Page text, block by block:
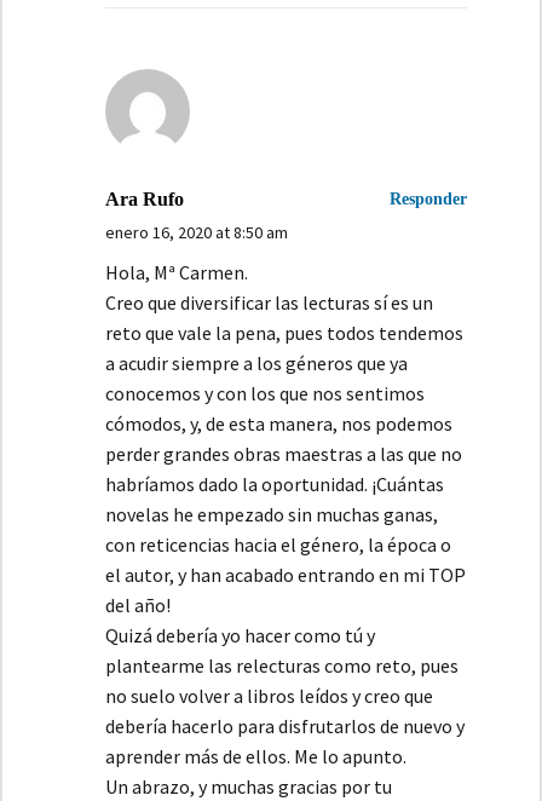
Ara Rufo Responder
enero 16, 2020 at 8:50 am
Hola, Mª Carmen.
Creo que diversificar las lecturas sí es un
reto que vale la pena, pues todos tendemos
a acudir siempre a los géneros que ya
conocemos y con los que nos sentimos
cómodos, y, de esta manera, nos podemos
perder grandes obras maestras a las que no
habríamos dado la oportunidad. ¡Cuántas
novelas he empezado sin muchas ganas,
con reticencias hacia el género, la época o
el autor, y han acabado entrando en mi TOP
del año!
Quizá debería yo hacer como tú y
plantearme las relecturas como reto, pues
no suelo volver a libros leídos y creo que
debería hacerlo para disfrutarlos de nuevo y
aprender más de ellos. Me lo apunto.
Un abrazo, y muchas gracias por tu